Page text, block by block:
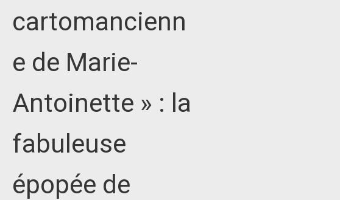
cartomancienn
e de Marie-
Antoinette » : la
fabuleuse
épopée de